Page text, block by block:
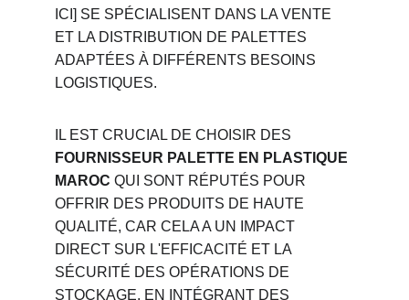
ICI] SE SPÉCIALISENT DANS LA VENTE
ET LA DISTRIBUTION DE PALETTES
ADAPTÉES À DIFFÉRENTS BESOINS
LOGISTIQUES.
IL EST CRUCIAL DE CHOISIR DES
FOURNISSEUR PALETTE EN PLASTIQUE
MAROC QUI SONT RÉPUTÉS POUR
OFFRIR DES PRODUITS DE HAUTE
QUALITÉ, CAR CELA A UN IMPACT
DIRECT SUR L'EFFICACITÉ ET LA
SÉCURITÉ DES OPÉRATIONS DE
STOCKAGE. EN INTÉGRANT DES